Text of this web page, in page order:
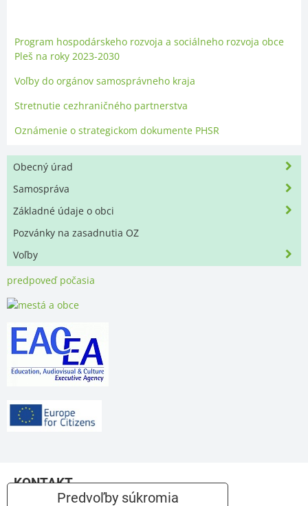
Program hospodárskeho rozvoja a sociálneho rozvoja obce
Pleš na roky 2023-2030
Voľby do orgánov samosprávneho kraja
Stretnutie cezhraničného partnerstva
Oznámenie o strategickom dokumente PHSR
Obecný úrad
Samospráva
Základné údaje o obci
Pozvánky na zasadnutia OZ
Voľby
predpoveď počasia
KONTAKT
Predvoľby súkromia